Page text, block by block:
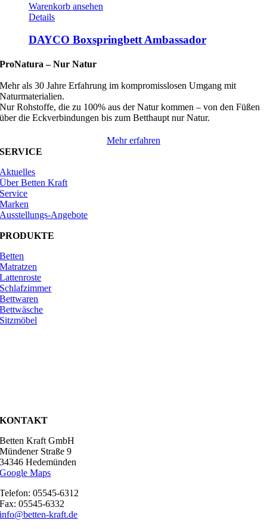
Warenkorb ansehen
Details
DAYCO Boxspringbett Ambassador
ProNatura –Nur Natur
Mehr als 30 Jahre Erfahrung im kompromisslosen Umgang mit
Naturmaterialien.
Nur Rohstoffe, die zu 100% aus der Natur kommen – von den Füßen
über die Eckverbindungen bis zum Betthaupt nur Natur.
Mehr erfahren
SERVICE
Aktuelles
Über Betten Kraft
Service
Marken
Ausstellungs-Angebote
PRODUKTE
Betten
Matratzen
Lattenroste
Schlafzimmer
Bettwaren
Bettwäsche
Sitzmöbel
KONTAKT
Betten Kraft GmbH
Mündener Straße 9
34346 Hedemünden
Google Maps
Telefon: 05545-6312
Fax: 05545-6332
info@betten-kraft.de